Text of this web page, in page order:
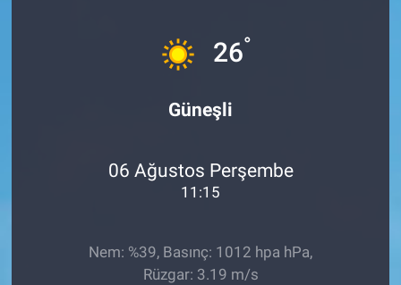
26°
Güneşli
06 Ağustos Perşembe
11:15
Nem: %39, Basınç: 1012 hpa hPa,
Rüzgar: 3.19 m/s